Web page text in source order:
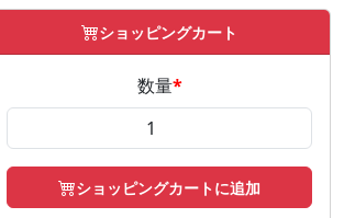
ショッピングカート
数量*
ショッピングカートに追加